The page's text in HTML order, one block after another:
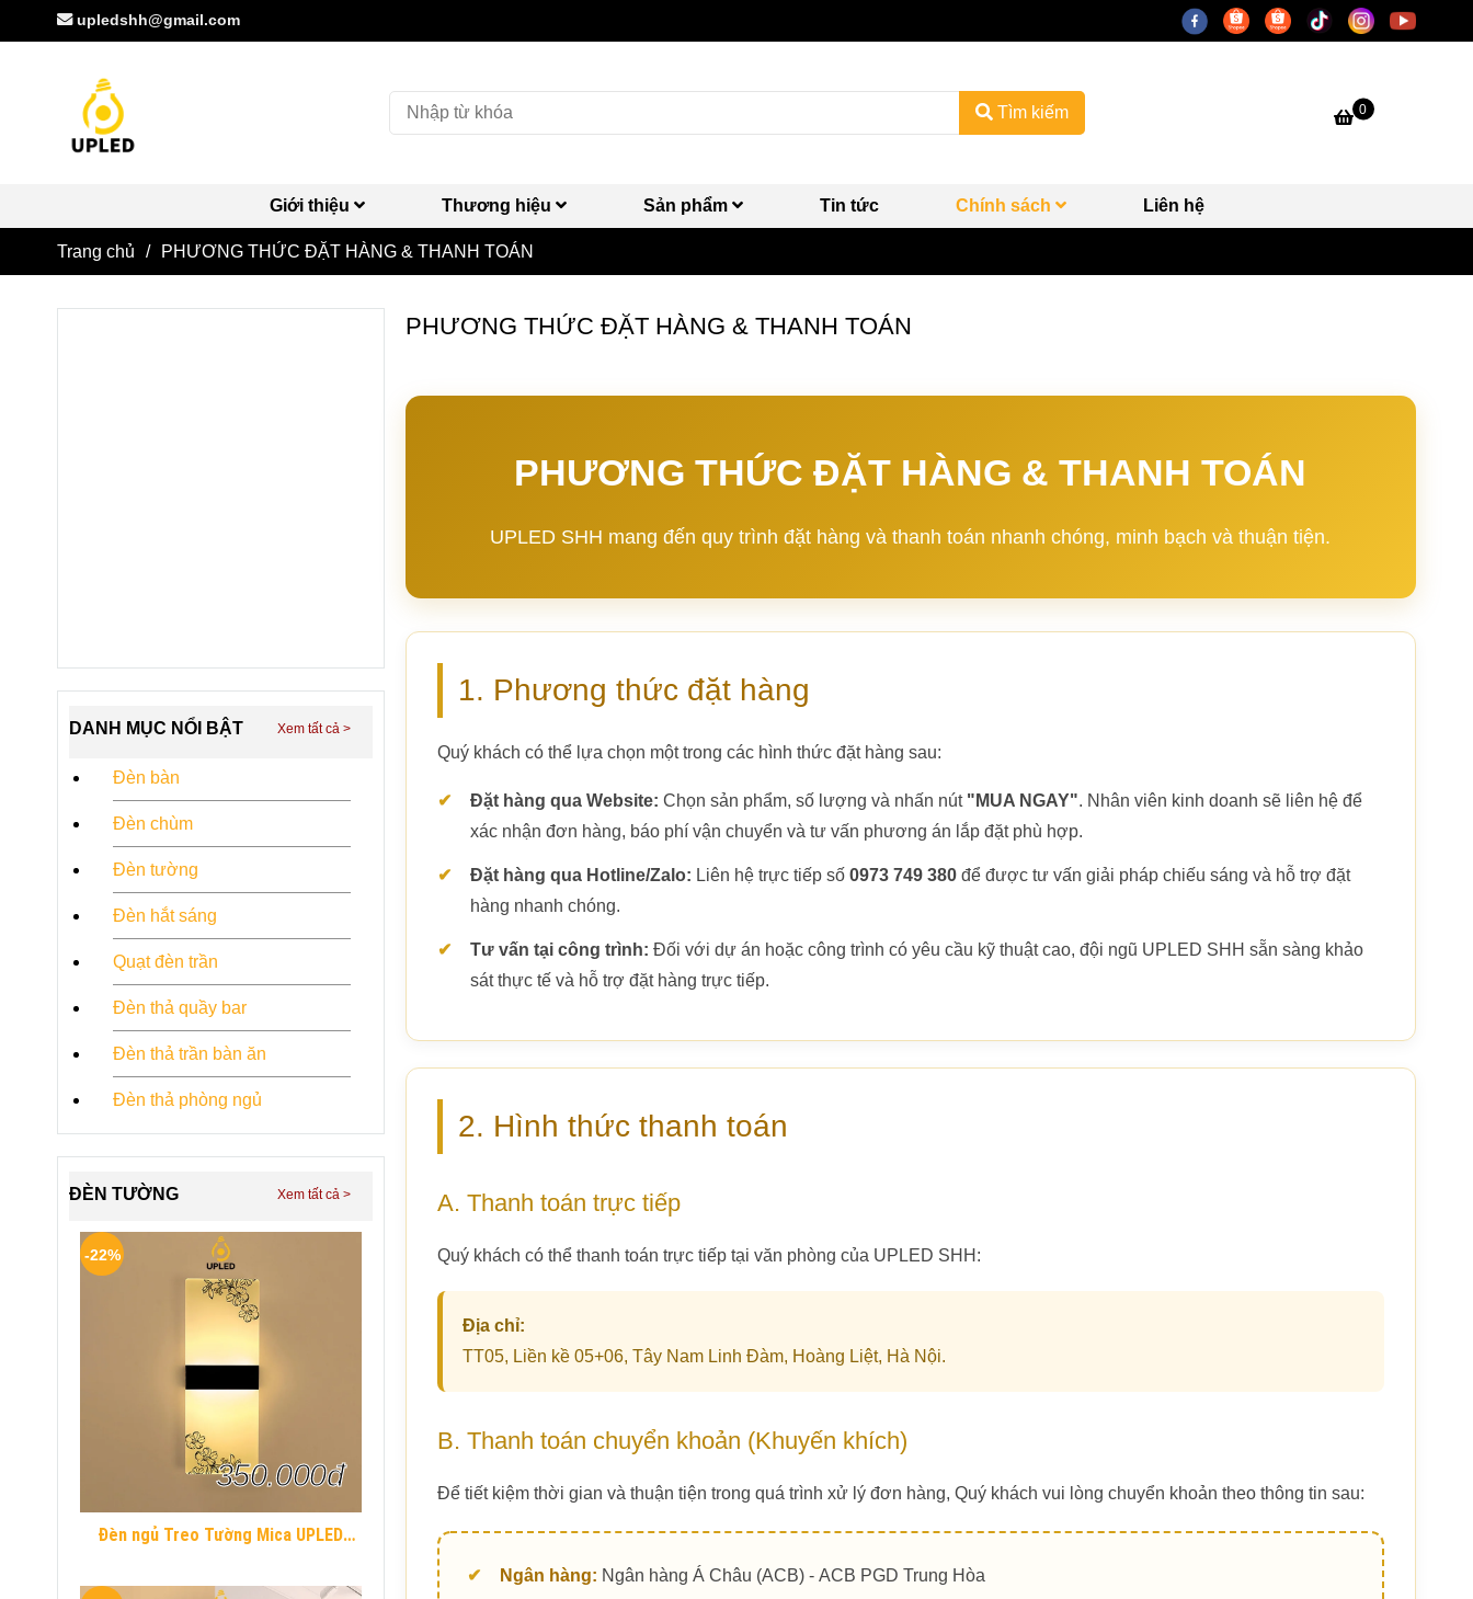
upledshh@gmail.com
Tìm kiếm 0
Giới thiệu Thương hiệu Sản phẩm Tin tức Chính sách Liên hệ
Trang chủ / PHƯƠNG THỨC ĐẶT HÀNG & THANH TOÁN
PHƯƠNG THỨC ĐẶT HÀNG & THANH TOÁN
PHƯƠNG THỨC ĐẶT HÀNG & THANH TOÁN
UPLED SHH mang đến quy trình đặt hàng và thanh toán nhanh chóng, minh bạch và thuận tiện.
1. Phương thức đặt hàng
Quý khách có thể lựa chọn một trong các hình thức đặt hàng sau:
Đặt hàng qua Website: Chọn sản phẩm, số lượng và nhấn nút "MUA NGAY". Nhân viên kinh doanh sẽ liên hệ để
xác nhận đơn hàng, báo phí vận chuyển và tư vấn phương án lắp đặt phù hợp.
Đặt hàng qua Hotline/Zalo: Liên hệ trực tiếp số 0973 749 380để được tư vấn giải pháp chiếu sáng và hỗ trợ đặt
hàng nhanh chóng.
Tư vấn tại công trình: Đối với dự án hoặc công trình có yêu cầu kỹ thuật cao, đội ngũ UPLED SHH sẵn sàng khảo
sát thực tế và hỗ trợ đặt hàng trực tiếp.
2. Hình thức thanh toán
A. Thanh toán trực tiếp
Quý khách có thể thanh toán trực tiếp tại văn phòng của UPLED SHH:
Địa chỉ:
TT05, Liền kề 05+06, Tây Nam Linh Đàm, Hoàng Liệt, Hà Nội.
B. Thanh toán chuyển khoản (Khuyến khích)
Để tiết kiệm thời gian và thuận tiện trong quá trình xử lý đơn hàng, Quý khách vui lòng chuyển khoản theo thông tin sau:
Ngân hàng: Ngân hàng Á Châu (ACB) - ACB PGD Trung Hòa
DANH MỤC NỔI BẬT
Đèn bàn
Đèn chùm
Đèn tường
Đèn hắt sáng
Quạt đèn trần
Đèn thả quầy bar
Đèn thả trần bàn ăn
Đèn thả phòng ngủ
ĐÈN TƯỜNG
Đèn ngủ Treo Tường Mica UPLED
Hiện Đại
350.000đ
-22%